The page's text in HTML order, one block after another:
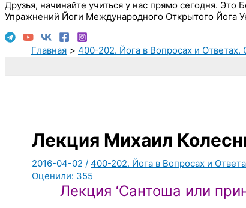
Друзья, начинайте учиться у нас прямо сегодня.
Упражнений Йоги Международного Открытого Йога
Главная 400-202. Йога в Вопросах и Ответах.
Лекция Михаил
2016-04-02 / 400-202. Йога в Вопросах и
Оценили: 355
Лекция ‘Сантоша или